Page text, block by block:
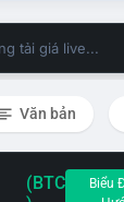
tải giá live...
Văn bản
(BTC
Biểu